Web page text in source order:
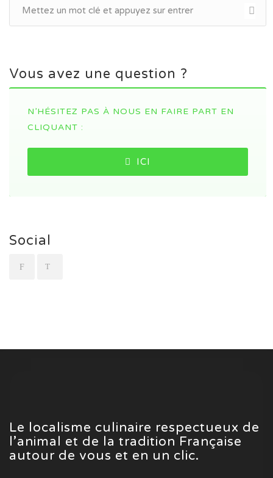
Vous avez une question ?
N’HÉSITEZ PAS À NOUS EN FAIRE PART EN
CLIQUANT :
ICI
Social
Le localisme culinaire respectueux de
l’animal et de la tradition Française
autour de vous et en un clic.